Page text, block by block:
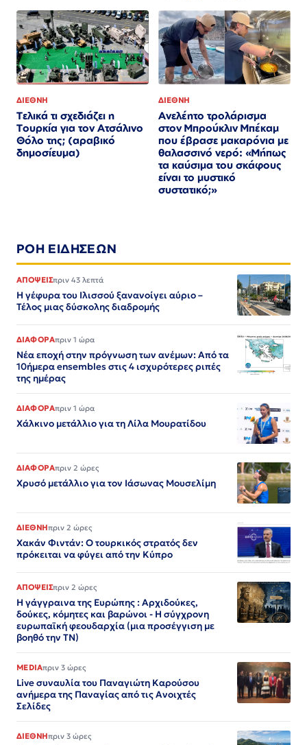
ΔΙΕΘΝΗ
Τελικά τι σχεδιάζει η
Τουρκία για τον Ατσάλινο
Θόλο της; (αραβικό
δημοσίευμα)
ΔΙΕΘΝΗ
Ανελέητο τρολάρισμα
στον Μπρούκλιν Μπέκαμ
που έβρασε μακαρόνια με
θαλασσινό νερό: «Μήπως
τα καύσιμα του σκάφους
είναι το μυστικό
συστατικό;»
ΡΟΗ ΕΙΔΗΣΕΩΝ
ΑΠΟΨΕΙΣπριν 43 λεπτά
Η γέφυρα του Ιλισσού ξανανοίγει αύριο –
Τέλος μιας δύσκολης διαδρομής
ΔΙΑΦΟΡΑπριν 1 ώρα
Νέα εποχή στην πρόγνωση των ανέμων: Από τα
10ήμερα ensembles στις 4 ισχυρότερες ριπές
της ημέρας
ΔΙΑΦΟΡΑπριν 1 ώρα
Χάλκινο μετάλλιο για τη Λίλα Μουρατίδου
ΔΙΑΦΟΡΑπριν 2 ώρες
Χρυσό μετάλλιο για τον Iάσωνας Μουσελίμη
ΔΙΕΘΝΗπριν 2 ώρες
Χακάν Φιντάν: Ο τουρκικός στρατός δεν
πρόκειται να φύγει από την Κύπρο
ΑΠΟΨΕΙΣπριν 2 ώρες
Η γάγγραινα της Ευρώπης : Αρχιδούκες,
δούκες, κόμητες και βαρώνοι - Η σύγχρονη
ευρωπαϊκή φεουδαρχία (μια προσέγγιση με
βοηθό την ΤΝ)
MEDIAπριν 3 ώρες
Live συναυλία του Παναγιώτη Καρούσου
ανήμερα της Παναγίας από τις Ανοιχτές
Σελίδες
ΔΙΕΘΝΗπριν 3 ώρες